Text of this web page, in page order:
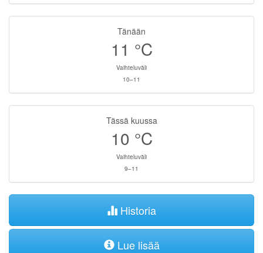
Tänään
11 °C
Vaihteluväli
10–11
Tässä kuussa
10 °C
Vaihteluväli
9–11
Historia
Lue lisää